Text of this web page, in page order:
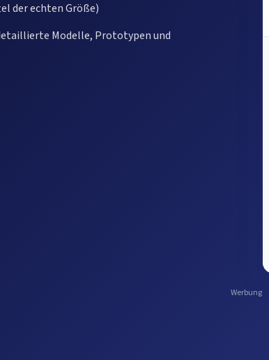
der echten Größe)
Modelle, Prototypen und
Werbung